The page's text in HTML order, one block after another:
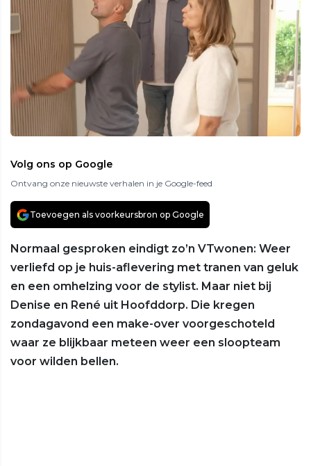
Volg ons op Google
Ontvang onze nieuwste verhalen in je Google-feed
Toevoegen als voorkeursbron op Google
Normaal gesproken eindigt zo’n VTwonen: Weer
verliefd op je huis-aflevering met tranen van geluk
en een omhelzing voor de stylist. Maar niet bij
Denise en René uit Hoofddorp. Die kregen
zondagavond een make-over voorgeschoteld
waar ze blijkbaar meteen weer een sloopteam
voor wilden bellen.